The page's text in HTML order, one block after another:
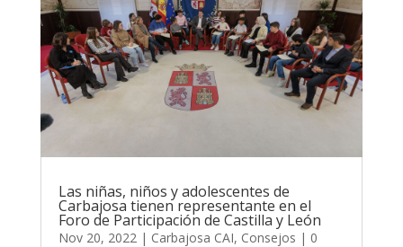
Las niñas, niños y adolescentes de
Carbajosa tienen representante en el
Foro de Participación de Castilla y León
Nov 20, 2022| Carbajosa CAI, Consejos | 0